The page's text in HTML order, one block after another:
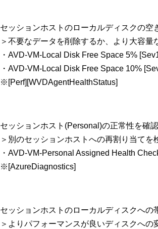
セッションホストのローカルディスクの空
＞不要なデータを削除するか、より大容
・AVD-VM-Local Disk Free Space 5%
・AVD-VM-Local Disk Free Space 10%
※[Perf][WVDAgentHealthStatus]
セッションホスト(Personal)の正常性を確認
＞別のセッションホストへの再割り当てを
・AVD-VM-Personal Assigned Health
※[AzureDiagnostics]
セッションホストのローカルディスクへの
＞よりパフォーマンスが良いディスクへの